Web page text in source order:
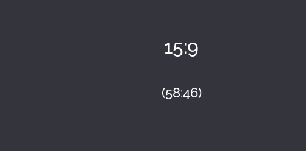
15:9
(58:46)